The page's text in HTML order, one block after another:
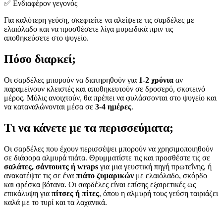
✅ Ενδιαφέρον γεγονός
Για καλύτερη γεύση, σκεφτείτε να αλείψετε τις σαρδέλες με
ελαιόλαδο και να προσθέσετε λίγα μυρωδικά πριν τις
αποθηκεύσετε στο ψυγείο.
Πόσο διαρκεί;
Οι σαρδέλες μπορούν να διατηρηθούν για 1-2 χρόνια αν
παραμείνουν κλειστές και αποθηκευτούν σε δροσερό, σκοτεινό
μέρος. Μόλις ανοιχτούν, θα πρέπει να φυλάσσονται στο ψυγείο και
να καταναλώνονται μέσα σε 3-4 ημέρες.
Τι να κάνετε με τα περισσεύματα;
Οι σαρδέλες που έχουν περισσέψει μπορούν να χρησιμοποιηθούν
σε διάφορα αλμυρά πιάτα. Θρυμματίστε τις και προσθέστε τις σε
σαλάτες, σάντουιτς ή wraps για μια γευστική πηγή πρωτεΐνης, ή
ανακατέψτε τις σε ένα πιάτο ζυμαρικών με ελαιόλαδο, σκόρδο
και φρέσκα βότανα. Οι σαρδέλες είναι επίσης εξαιρετικές ως
επικάλυψη για πίτσες ή πίτες, όπου η αλμυρή τους γεύση ταιριάζει
καλά με το τυρί και τα λαχανικά.